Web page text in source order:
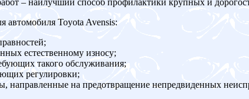
– наилучший способ профилактики крупных и
автомобиля Toyota Avensis:
естественному износу;
такого обслуживания;
регулировки;
направленные на предотвращение непредвиденных